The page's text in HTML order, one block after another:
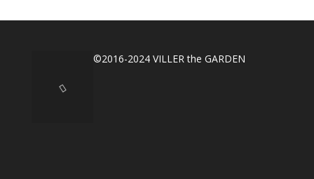
©2016-2024 VILLER the GARDEN